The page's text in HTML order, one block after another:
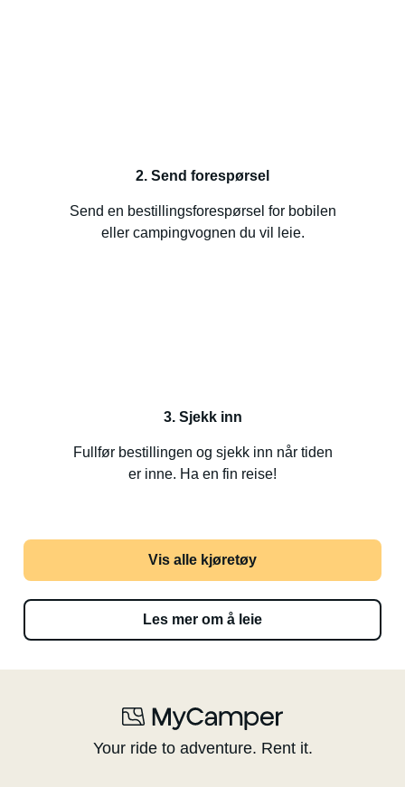
2. Send forespørsel
Send en bestillingsforespørsel for bobilen
eller campingvognen du vil leie.
3. Sjekk inn
Fullfør bestillingen og sjekk inn når tiden
er inne. Ha en fin reise!
Vis alle kjøretøy
Les mer om å leie
Your ride to adventure. Rent it.